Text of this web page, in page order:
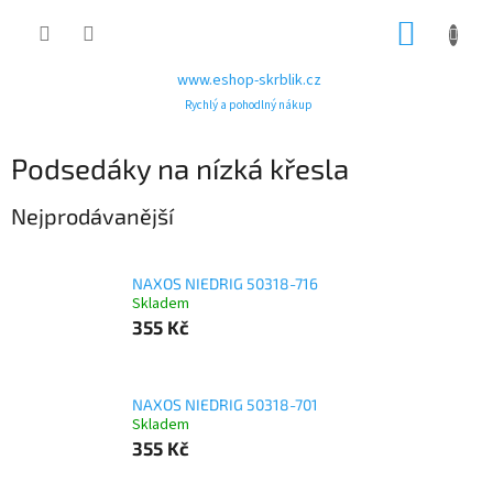
www.eshop-skrblik.cz
Rychlý a pohodlný nákup
Podsedáky na nízká křesla
Nejprodávanější
NAXOS NIEDRIG 50318-716
Skladem
355 Kč
NAXOS NIEDRIG 50318-701
Skladem
355 Kč